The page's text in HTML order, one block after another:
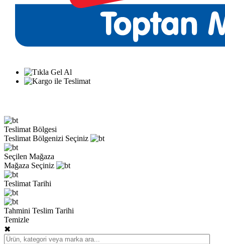
Teslimat Bölgesi
Teslimat Bölgenizi Seçiniz
Seçilen Mağaza
Mağaza Seçiniz
Teslimat Tarihi
Tahmini Teslim Tarihi
Temizle
✖